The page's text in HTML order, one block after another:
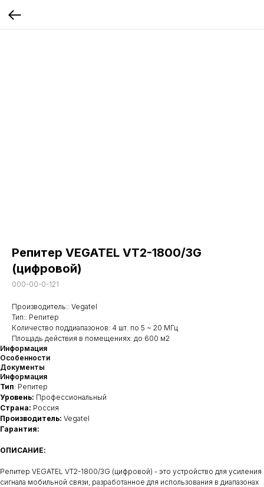
Репитер VEGATEL VT2-1800/3G
(цифровой)
000-00-0-121
Производитель:: Vegatel
Тип:: Репитер
Количество поддиапазонов: 4 шт. по 5 ~ 20 МГц
Площадь действия в помещениях: до 600 м2
Информация
Особенности
Документы
Информация
Тип: Репитер
Уровень: Профессиональный
Страна: Россия
Производитель: Vegatel
Гарантия:
ОПИСАНИЕ:
Репитер VEGATEL VT2-1800/3G (цифровой) - это устройство для усиления
сигнала мобильной связи, разработанное для использования в диапазонах